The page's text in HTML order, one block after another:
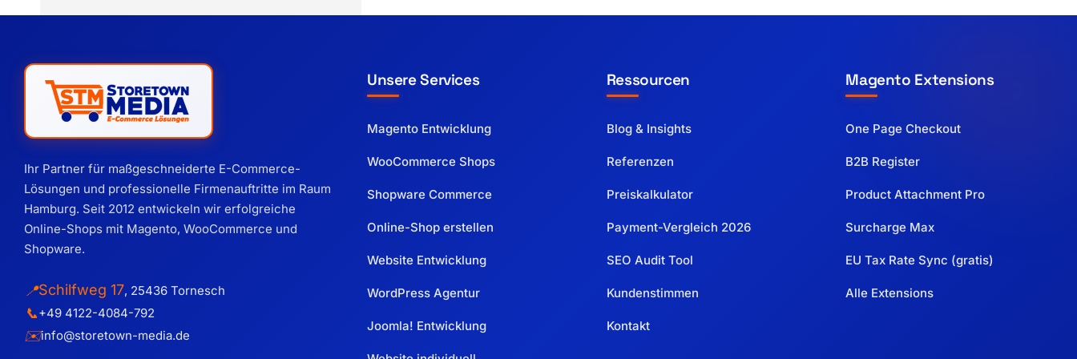
Ihr Partner für maßgeschneiderte E-Commerce-
Lösungen und professionelle Firmenauftritte im Raum
Hamburg. Seit 2012 entwickeln wir erfolgreiche
Online-Shops mit Magento, WooCommerce und
Shopware.
📍Schilfweg 17, 25436 Tornesch
📞+49 4122-4084-792
✉️info@storetown-media.de
Unsere Services
Magento Entwicklung
WooCommerce Shops
Shopware Commerce
Online-Shop erstellen
Website Entwicklung
WordPress Agentur
Joomla! Entwicklung
Ressourcen
Blog & Insights
Referenzen
Preiskalkulator
Payment-Vergleich 2026
SEO Audit Tool
Kundenstimmen
Kontakt
Magento Extensions
One Page Checkout
B2B Register
Product Attachment Pro
Surcharge Max
EU Tax Rate Sync (gratis)
Alle Extensions